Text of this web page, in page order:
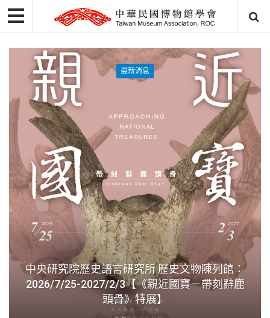
最新消息
中央研究院歷史語言研究所 歷史文物陳列館：
2026/7/25-2027/2/3【《親近國寶－帶刻辭鹿
頭骨》特展】